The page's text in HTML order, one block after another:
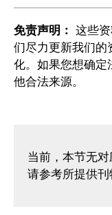
免责声明： 这些
们尽力更新我们的
化。如果您想确定
他合法来源。
当前，本节无对
请参考所提供刊